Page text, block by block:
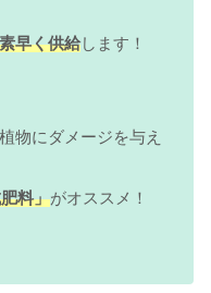
早く供給します！
物にダメージを与え
料」がオススメ！